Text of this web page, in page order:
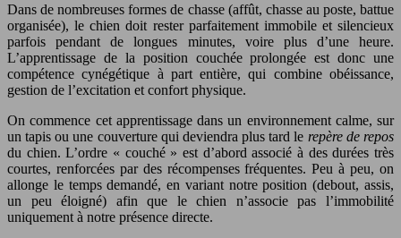
Dans de nombreuses formes de chasse (affût, chasse au poste, battue
organisée), le chien doit rester parfaitement immobile et silencieux
parfois pendant de longues minutes, voire plus d’une heure.
L’apprentissage de la position couchée prolongée est donc une
compétence cynégétique à part entière, qui combine obéissance,
gestion de l’excitation et confort physique.
On commence cet apprentissage dans un environnement calme, sur
un tapis ou une couverture qui deviendra plus tard le repère de repos
du chien. L’ordre « couché » est d’abord associé à des durées très
courtes, renforcées par des récompenses fréquentes. Peu à peu, on
allonge le temps demandé, en variant notre position (debout, assis,
un peu éloigné) afin que le chien n’associe pas l’immobilité
uniquement à notre présence directe.